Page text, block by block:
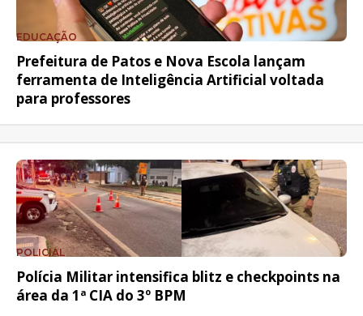
EDUCAÇÃO
Prefeitura de Patos e Nova Escola lançam
ferramenta de Inteligência Artificial voltada
para professores
POLICIAL
Polícia Militar intensifica blitz e checkpoints na
área da 1ª CIA do 3º BPM